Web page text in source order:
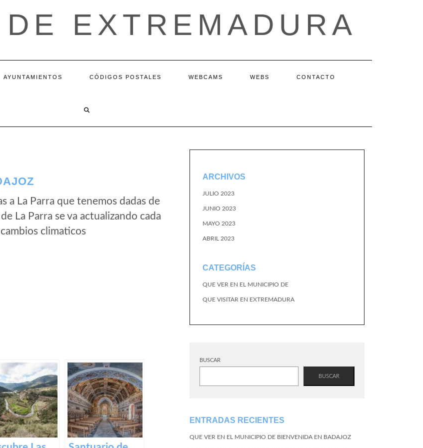
EXTREMADURA
AYUNTAMIENTOS CÓDIGOS POSTALES WEBCAMS WEBS CONTACTO
a La Parra que tenemos dadas de
La Parra se va actualizando cada
climaticos
ARCHIVOS
JULIO 2023
JUNIO 2023
MAYO 2023
ABRIL 2023
CATEGORÍAS
QUE VER EN EL MUNICIPIO DE
QUE VISITAR EN EXTREMADURA
BUSCAR
BUSCAR
ENTRADAS RECIENTES
QUE VER EN EL MUNICIPIO DE BIENVENIDA EN BADAJOZ